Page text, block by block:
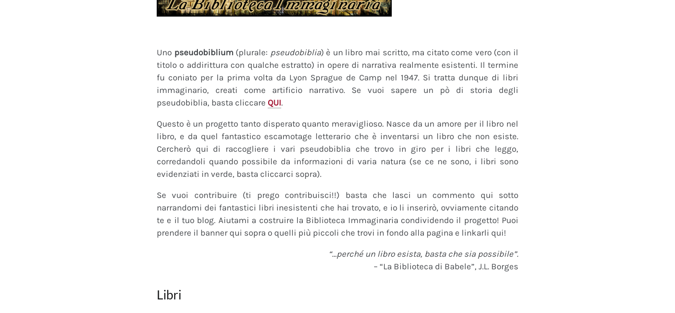
Uno pseudobiblium(plurale: pseudobiblia) è un libro mai scritto, ma citato come vero (con il
titolo o addirittura con qualche estratto) in opere di narrativa realmente esistenti. Il termine
fu coniato per la prima volta da Lyon Sprague de Camp nel 1947. Si tratta dunque di libri
immaginario, creati come artificio narrativo. Se vuoi sapere un pò di storia degli
pseudobiblia, basta cliccare QUI.
Questo è un progetto tanto disperato quanto meraviglioso. Nasce da un amore per il libro nel
libro, e da quel fantastico escamotage letterario che è inventarsi un libro che non esiste.
Cercherò qui di raccogliere i vari pseudobiblia che trovo in giro per i libri che leggo,
corredandoli quando possibile da informazioni di varia natura (se ce ne sono, i libri sono
evidenziati in verde, basta cliccarci sopra).
Se vuoi contribuire (ti prego contribuisci!!) basta che lasci un commento qui sotto
narrandomi dei fantastici libri inesistenti che hai trovato, e io li inserirò, ovviamente citando
te e il tuo blog. Aiutami a costruire la Biblioteca Immaginaria condividendo il progetto! Puoi
prendere il banner qui sopra o quelli più piccoli che trovi in fondo alla pagina e linkarli qui!
“…perché un libro esista, basta che sia possibile”.
– “La Biblioteca di Babele”, J.L. Borges
Libri